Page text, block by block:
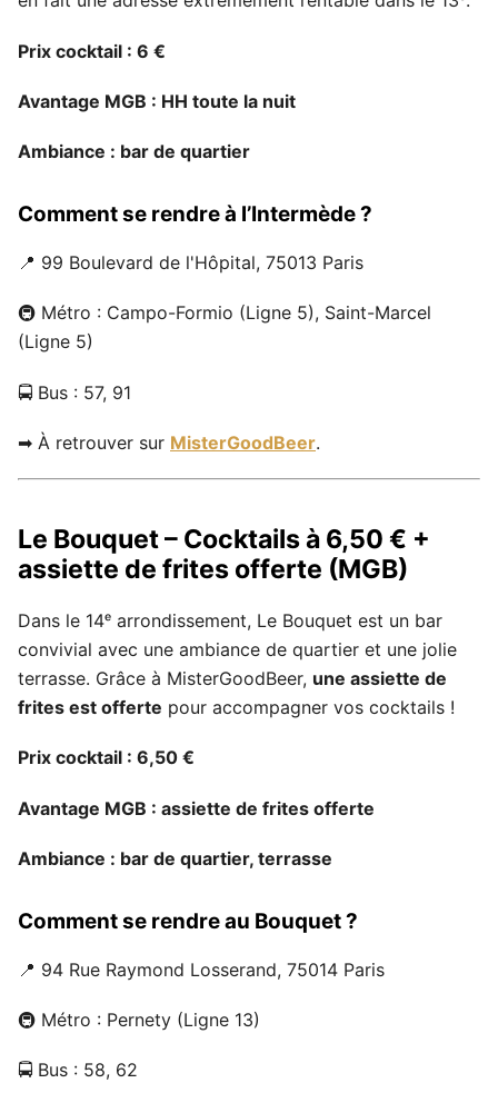
Prix cocktail : 6 €
Avantage MGB : HH toute la nuit
Ambiance : bar de quartier
Comment se rendre à l’Intermède ?
📍 99 Boulevard de l'Hôpital, 75013 Paris
🚇 Métro : Campo-Formio (Ligne 5), Saint-Marcel
(Ligne 5)
🚍 Bus : 57, 91
➡ À retrouver sur MisterGoodBeer.
Le Bouquet – Cocktails à 6,50 € +
assiette de frites offerte (MGB)
Dans le 14ᵉ arrondissement, Le Bouquet est un bar
convivial avec une ambiance de quartier et une jolie
terrasse. Grâce à MisterGoodBeer, une assiette de
frites est offerte pour accompagner vos cocktails !
Prix cocktail : 6,50 €
Avantage MGB : assiette de frites offerte
Ambiance : bar de quartier, terrasse
Comment se rendre au Bouquet ?
📍 94 Rue Raymond Losserand, 75014 Paris
🚇 Métro : Pernety (Ligne 13)
🚍 Bus : 58, 62